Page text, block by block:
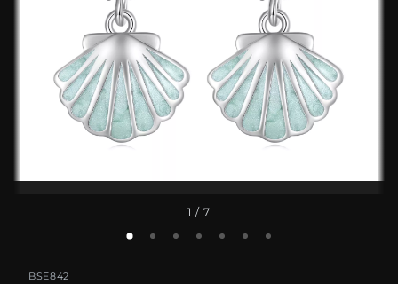
1 / 7
BSE842